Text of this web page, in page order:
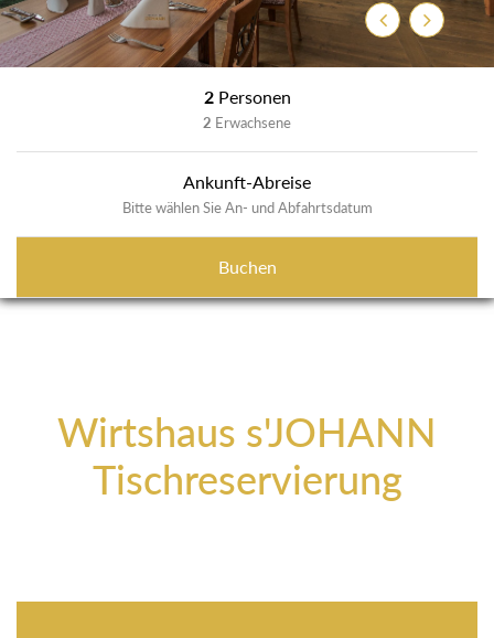
ZurückWeiter
2 Personen
2 Erwachsene
Ankunft-Abreise
Bitte wählen Sie An- und Abfahrtsdatum
Buchen
Wirtshaus s'JOHANN
Tischreservierung